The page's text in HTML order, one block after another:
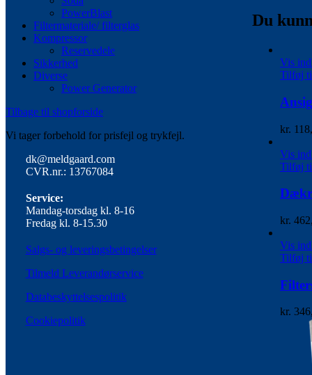
Du
Vis
Tilføj
kr.
Vis
Tilføj
kr.
Vis
Tilføj
kr.
PowerBlast
Filtermateriale/ filterglas
Kompressor
Reservedele
Sikkerhed
Diverse
Power Generator
Tilbage til shopforside
Vi tager forbehold for prisfejl og trykfejl.
dk@meldgaard.com
CVR.nr.: 13767084
Service:
Mandag-torsdag kl. 8-16
Fredag kl. 8-15.30
Salgs- og leveringsbetingelser
Tilmeld Leverandørservice
Databeskyttelsespolitik
Cookiepolitik